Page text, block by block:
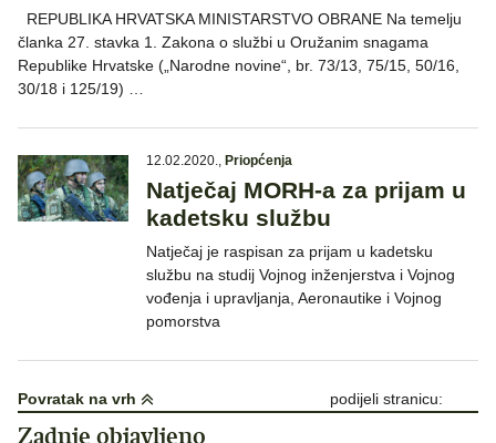
REPUBLIKA HRVATSKA MINISTARSTVO OBRANE Na temelju
članka 27. stavka 1. Zakona o službi u Oružanim snagama
Republike Hrvatske („Narodne novine“, br. 73/13, 75/15, 50/16,
30/18 i 125/19) …
12.02.2020., Priopćenja
Natječaj MORH-a za prijam u
kadetsku službu
Natječaj je raspisan za prijam u kadetsku
službu na studij Vojnog inženjerstva i Vojnog
vođenja i upravljanja, Aeronautike i Vojnog
pomorstva
Povratak na vrh podijeli stranicu:
Zadnje objavljeno